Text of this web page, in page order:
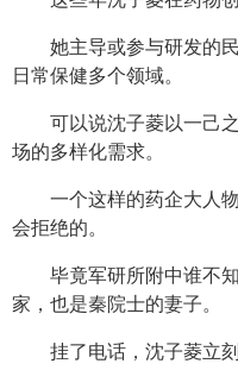
她主导或参与研发的
日常保健多个领域。
可以说沈子菱以一己
场的多样化需求。
一个这样的药企大人
会拒绝的。
毕竟军研所附中谁不
家，也是秦院士的妻子。
挂了电话，沈子菱立